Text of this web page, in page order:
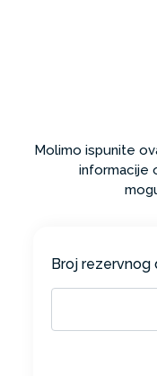
Molimo ispunite
informacije
Broj rezervnog